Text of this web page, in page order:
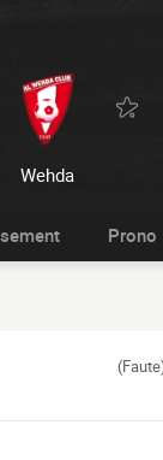
Wehda
Prono